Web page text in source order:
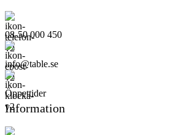
08-50 000 450
info@table.se
Öppettider
Information